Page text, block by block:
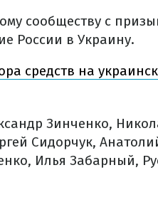
сообществу с
России в Украину.
средств на
Зинченко,
Сидорчук,
Илья Забарный,